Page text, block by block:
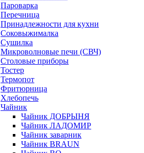
Пароварка
Перечница
Принадлежности для кухни
Соковыжималка
Сушилка
Микроволновые печи (СВЧ)
Столовые приборы
Тостер
Термопот
Фритюрница
Хлебопечь
Чайник
Чайник ДОБРЫНЯ
Чайник ЛАДОМИР
Чайник заварник
Чайник BRAUN